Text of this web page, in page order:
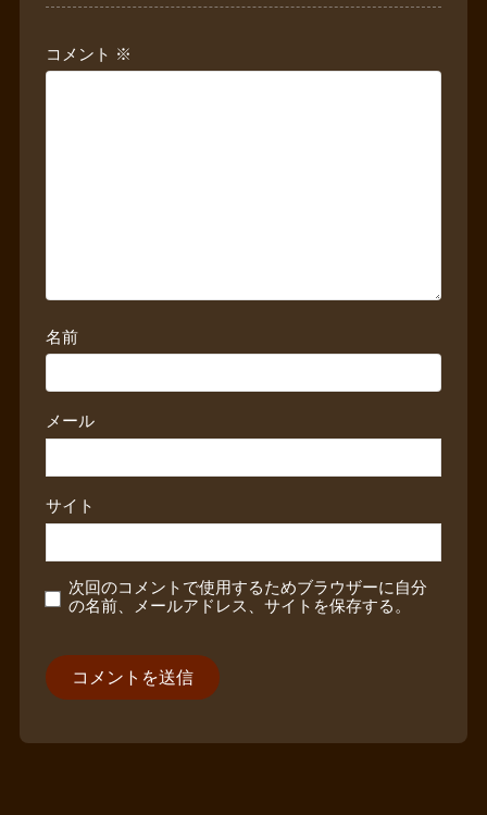
コメント ※
名前
メール
サイト
次回のコメントで使用するためブラウザーに自分
の名前、メールアドレス、サイトを保存する。